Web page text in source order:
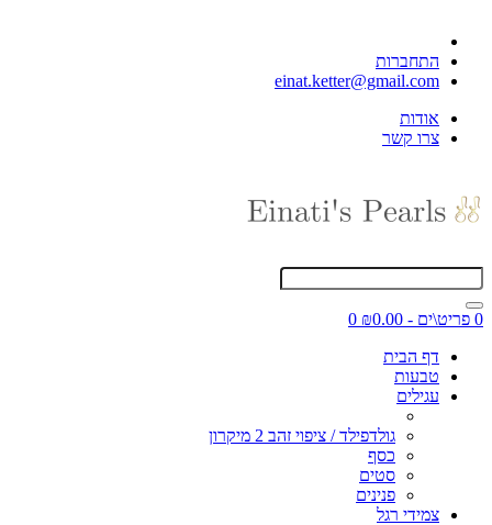
התחברות
einat.ketter@gmail.com
אודות
צרו קשר
0 פריט\ים - ₪0.00
0
דף הבית
טבעות
עגילים
גולדפילד / ציפוי זהב 2 מיקרון
כסף
סטים
פנינים
צמידי רגל